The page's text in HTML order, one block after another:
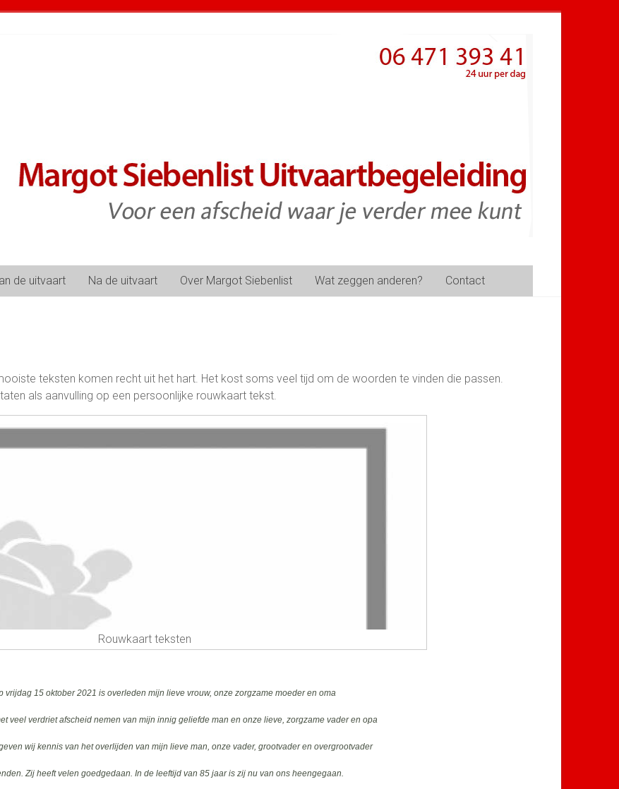
de uitvaart Na de uitvaart Over Margot Siebenlist Wat zeggen anderen? Contact
teksten komen recht uit het hart. Het kost soms veel tijd om de woorden te vinden die passen.
als aanvulling op een persoonlijke rouwkaart tekst.
Rouwkaart teksten
15 oktober 2021 is overleden mijn lieve vrouw, onze zorgzame moeder en oma
veel verdriet afscheid nemen van mijn innig geliefde man en onze lieve, zorgzame vader en opa
wij kennis van het overlijden van mijn lieve man, onze vader, grootvader en overgrootvader
Zij heeft velen goedgedaan. In de leeftijd van 85 jaar is zij nu van ons heengegaan.